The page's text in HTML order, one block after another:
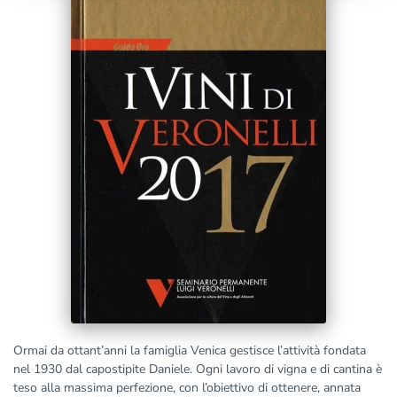
Ormai da ottant’anni la famiglia Venica gestisce l’attività fondata
nel 1930 dal capostipite Daniele. Ogni lavoro di vigna e di cantina è
teso alla massima perfezione, con l’obiettivo di ottenere, annata